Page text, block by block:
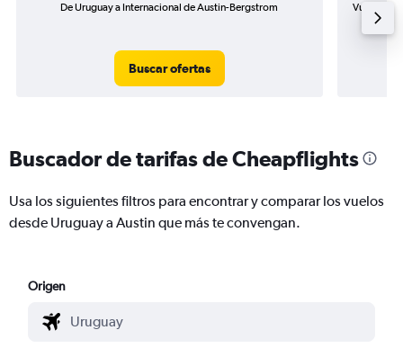
De Uruguay a Internacional de Austin-Bergstrom
Buscar ofertas
Vuelo de
Buscador de tarifas de Cheapflights
Usa los siguientes filtros para encontrar y comparar los vuelos
desde Uruguay a Austin que más te convengan.
Origen